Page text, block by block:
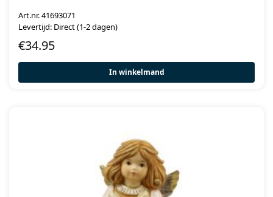
Art.nr. 41693071
Levertijd: Direct (1-2 dagen)
€34.95
In winkelmand